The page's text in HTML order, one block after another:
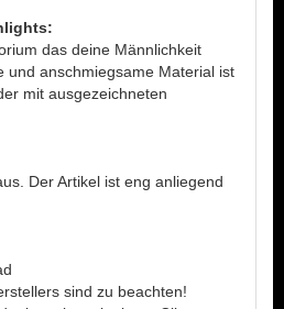
das deine Männlichkeit
und anschmiegsame Material ist
mit ausgezeichneten
Der Artikel ist eng anliegend
sind zu beachten!